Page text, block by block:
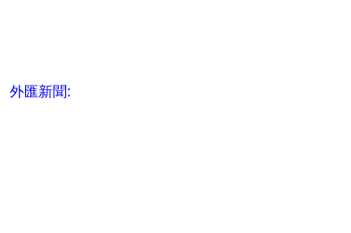
外匯新聞: